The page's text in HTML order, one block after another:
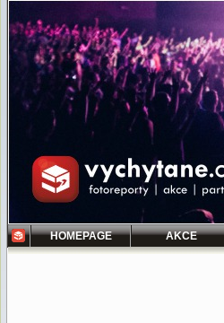
HOMEPAGE AKCE